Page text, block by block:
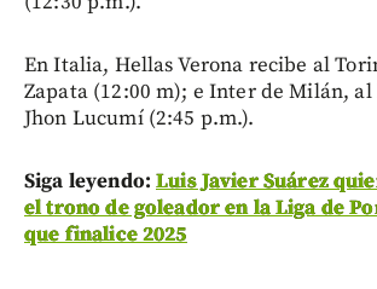
En Italia, Hellas Verona recibe al
Zapata (12:00 m); e Inter de Milán, al
Jhon Lucumí (2:45 p.m.).
Siga leyendo:Luis Javier Suárez
el trono de goleador en la Liga de
que finalice 2025